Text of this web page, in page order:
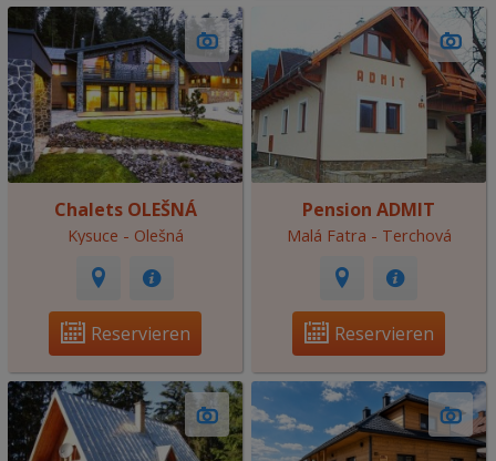
Chalets OLEŠNÁ
Kysuce - Olešná
Reservieren
Pension ADMIT
Malá Fatra - Terchová
Reservieren